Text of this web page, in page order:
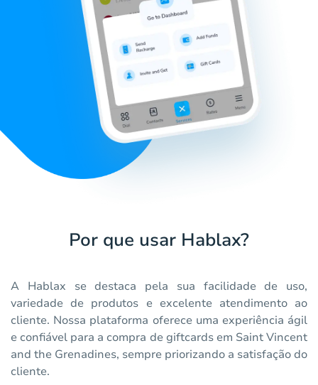
Por que usar Hablax?
A Hablax se destaca pela sua facilidade de uso,
variedade de produtos e excelente atendimento ao
cliente. Nossa plataforma oferece uma experiência ágil
e confiável para a compra de giftcards em Saint Vincent
and the Grenadines, sempre priorizando a satisfação do
cliente.